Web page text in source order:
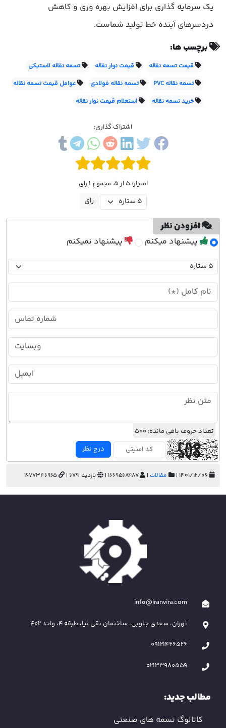
یک سرمایه گذاری برای افزایش بهره وری و کاهش
دردسرهای آینده خط تولید شماست.
برچسب ها:
قیمت تسمه نقاله قیمت نوار نقاله
تسمه نقاله لاستیکی
تسمه نقاله PVC
تسمه نقاله فولادی
عوامل قیمت تسمه نقاله
خرید تسمه نقاله
استعلام قیمت نوار نقاله
اشتراک گذاری:
امتیاز: 5 از 5. مجموع 1 رای
افزودن نظر
پیشنهاد میکنم پیشنهاد نمیکنم
تعداد حروف باقی مانده: 500
درج نظر
مقالات |
1669568487 | بازدید: 679 | 1677346965
info@iranvira.com
تهران، سعدی جنوبی، ساختمان تقی نیا، طبقه 4، واحد 402
09121466526
02133980559
مطالب جدید:
کاتالوگ تسمه های صنعتی